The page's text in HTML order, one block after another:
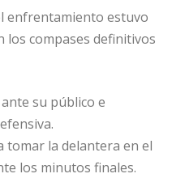
enfrentamiento estuvo
los compases definitivos
su público e
tomar la delantera en el
los minutos finales.